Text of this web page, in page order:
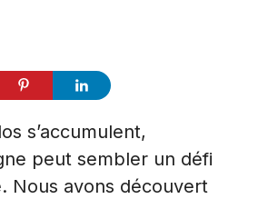
s’accumulent,
peut sembler un défi
Nous avons découvert